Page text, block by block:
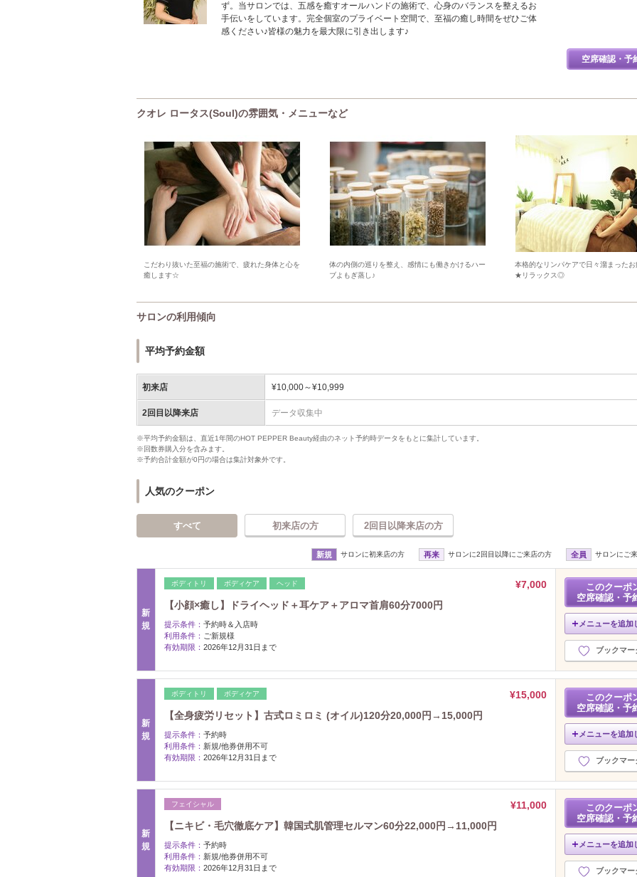
ず。当サロンでは、五感を癒すオールハンドの施術で、心身のバランスを整えるお
手伝いをしています。完全個室のプライベート空間で、至福の癒し時間をぜひご体
感ください♪皆様の魅力を最大限に引き出します♪
空席確認・予
クオレ ロータス(Soul)の雰囲気・メニューなど
こだわり抜いた至福の施術で、疲れた身体と心を
癒します☆
体の内側の巡りを整え、感情にも働きかけるハー
ブよもぎ蒸し♪
本格的なリンパケアで日々溜まった
★リラックス◎
サロンの利用傾向
平均予約金額
初来店 ¥10,000～¥10,999
2回目以降来店 データ収集中
※平均予約金額は、直近1年間のHOT PEPPER Beauty経由のネット予約時データをもとに集計しています。
※回数券購入分を含みます。
※予約合計金額が0円の場合は集計対象外です。
人気のクーポン
すべて 初来店の方 2回目以降来店の方
新規 サロンに初来店の方 再来 サロンに2回目以降にご来店の方 全員 サロンにご
新
規
ボディトリ ボディケア ヘッド
¥7,000
【小顔×癒し】ドライヘッド＋耳ケア＋アロマ首肩60分7000円
提示条件： 予約時＆入店時
利用条件： ご新規様
有効期限： 2026年12月31日まで
このクーポ
空席確認・予
メニューを追加
ブックマー
新
規
ボディトリ ボディケア
¥15,000
【全身疲労リセット】古式ロミロミ (オイル)120分20,000円→15,000円
提示条件： 予約時
利用条件： 新規/他券併用不可
有効期限： 2026年12月31日まで
このクーポ
空席確認・予
メニューを追加
ブックマー
新
規
フェイシャル
¥11,000
【ニキビ・毛穴徹底ケア】韓国式肌管理セルマン60分22,000円→11,000円
提示条件： 予約時
利用条件： 新規/他券併用不可
有効期限： 2026年12月31日まで
このクーポ
空席確認・予
メニューを追加
ブックマー